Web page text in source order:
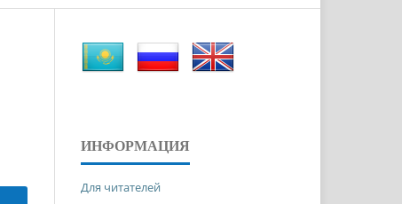
ИНФОРМАЦИЯ
Для читателей